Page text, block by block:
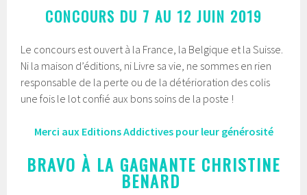
CONCOURS DU 7 AU 12 JUIN 2019
Le concours est ouvert à la France, la Belgique et la Suisse.
Ni la maison d’éditions, ni Livre sa vie, ne sommes en rien
responsable de la perte ou de la détérioration des colis
une fois le lot confié aux bons soins de la poste !
Merci aux Editions Addictives pour leur générosité
BRAVO À LA GAGNANTE CHRISTINE
BENARD